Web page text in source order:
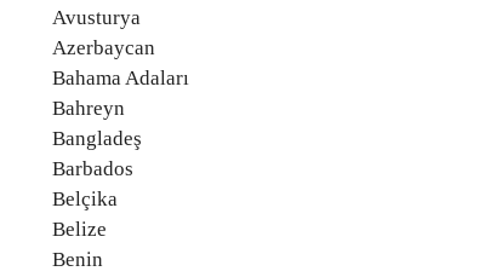
Avusturya
Azerbaycan
Bahama Adaları
Bahreyn
Bangladeş
Barbados
Belçika
Belize
Benin